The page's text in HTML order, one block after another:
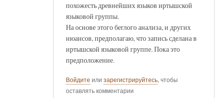
похожесть древнейших языков иртышской
языковой группы.
На основе этого беглого анализа, и других
нюансов, предполагаю, что запись сделана в
иртышской языковой группе. Пока это
предположение.
Войдите или зарегистрируйтесь, чтобы
оставлять комментарии